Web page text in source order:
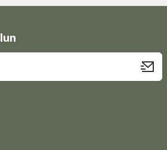
veya görüntülenemiyor.